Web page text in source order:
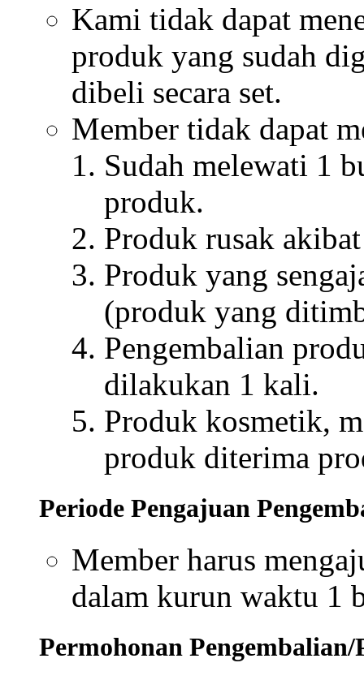
Kami tidak dapat
produk yang sudah
dibeli secara set.
Member tidak dapat
Sudah melewati 1
produk.
Produk rusak
Produk yang
(produk yang
Pengembalian
dilakukan 1 kali.
Produk kosmetik,
produk diterima
Periode Pengajuan
Member harus
dalam kurun waktu 1
Permohonan